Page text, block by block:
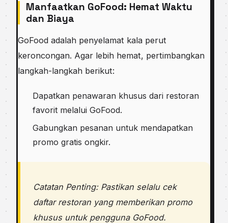
Manfaatkan GoFood: Hemat Waktu
dan Biaya
GoFood adalah penyelamat kala perut
keroncongan. Agar lebih hemat, pertimbangkan
langkah-langkah berikut:
Dapatkan penawaran khusus dari restoran
favorit melalui GoFood.
Gabungkan pesanan untuk mendapatkan
promo gratis ongkir.
Catatan Penting: Pastikan selalu cek
daftar restoran yang memberikan promo
khusus untuk pengguna GoFood.